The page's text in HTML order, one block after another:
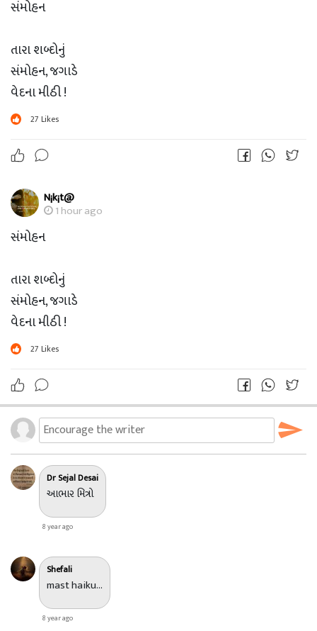
સંમોહન
તારા શબ્દોનું
સંમોહન, જગાડે
વેદના મીઠી !
સુરત ?
27 Likes
N¡k¡t@
1 hour ago
સંમોહન
તારા શબ્દોનું
સંમોહન, જગાડે
વેદના મીઠી !
સુરત ?
27 Likes
Dr Sejal Desai
આભાર મિત્રો
8 year ago
Shefali
mast haiku...
8 year ago